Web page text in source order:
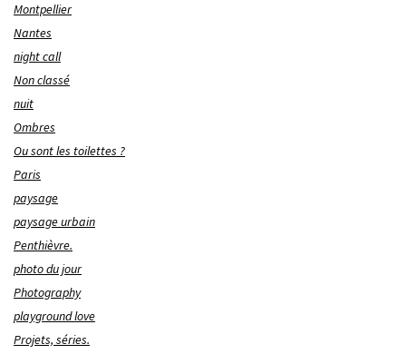
Montpellier
Nantes
night call
Non classé
nuit
Ombres
Ou sont les toilettes ?
Paris
paysage
paysage urbain
Penthièvre.
photo du jour
Photography
playground love
Projets, séries.